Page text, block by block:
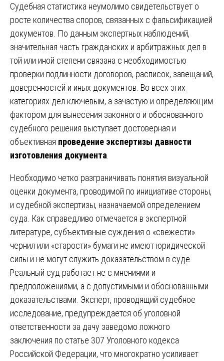
Судебная статистика неумолимо свидетельствует о
росте количества споров, связанных с фальсификацией
документов. По данным экспертных наблюдений,
значительная часть гражданских и арбитражных дел в
той или иной степени связана с необходимостью
проверки подлинности договоров, расписок, завещаний,
доверенностей и иных документов. Во всех этих
категориях дел ключевым, а зачастую и определяющим
фактором для вынесения законного и обоснованного
судебного решения выступает достоверная и
объективная проведение экспертизы давности
изготовления документа
Необходимо четко разграничивать понятия визуальной
оценки документа, проводимой по инициативе стороны,
и судебной экспертизы, назначаемой определением
суда. Как справедливо отмечается в экспертной
литературе, субъективные суждения о «свежести»
чернил или «старости» бумаги не имеют юридической
силы и не могут служить доказательством в суде.
Реальный суд работает не с мнениями и
предположениями, а с допустимыми и обоснованными
доказательствами. Эксперт, проводящий судебное
исследование, предупреждается об уголовной
ответственности за дачу заведомо ложного
заключения по статье 307 Уголовного кодекса
Российской Федерации, что многократно усиливает